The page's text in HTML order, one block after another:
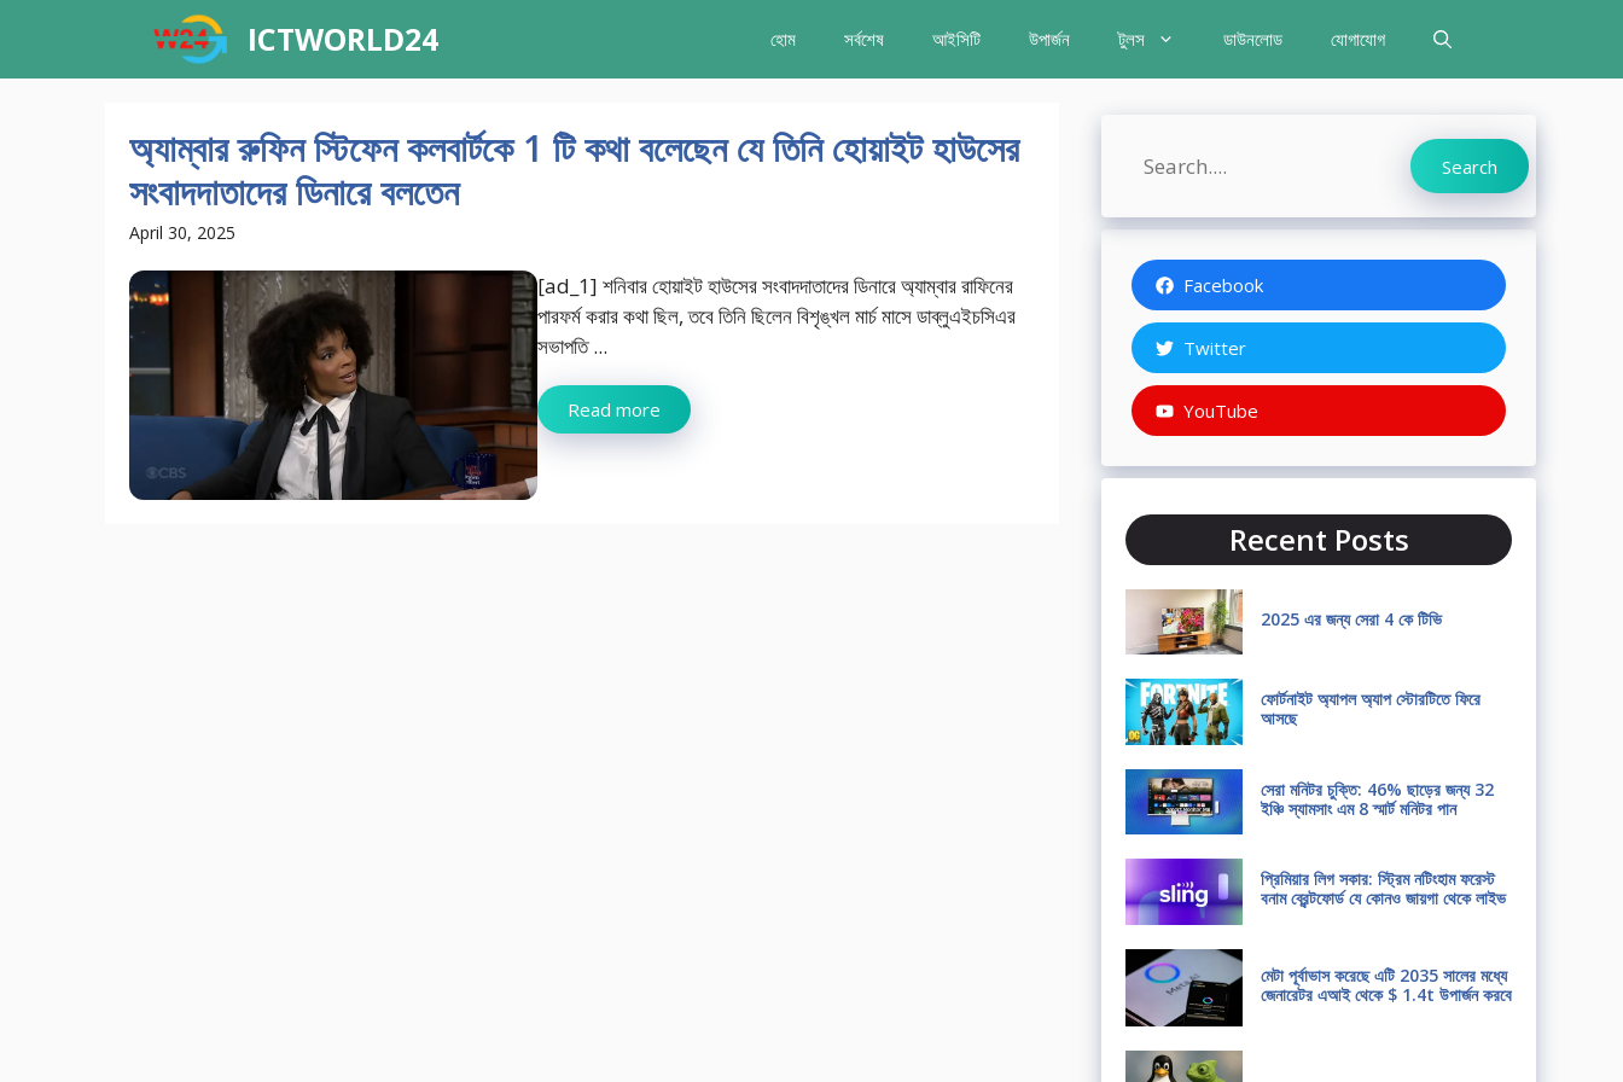
content
ICTWORLD24 হোম সর্বশেষ আইসিটি উপার্জন টুলস ডাউনলোড যোগাযোগ
অ্যাম্বার রুফিন স্টিফেন কলবার্টকে 1 টি কথা বলেছেন যে তিনি হোয়াইট হাউসের
সংবাদদাতাদের ডিনারে বলতেন
April 30, 2025
[ad_1] শনিবার হোয়াইট হাউসের সংবাদদাতাদের ডিনারে অ্যাম্বার রাফিনের
পারফর্ম করার কথা ছিল, তবে তিনি ছিলেন বিশৃঙ্খল মার্চ মাসে ডাব্লুএইচসিএর
সভাপতি ...
Read more
Search Search
Facebook
Twitter
YouTube
Recent Posts
2025 এর জন্য সেরা 4 কে টিভি
ফোর্টনাইট অ্যাপল অ্যাপ স্টোরটিতে ফিরে
আসছে
সেরা মনিটর চুক্তি: 46% ছাড়ের জন্য 32
ইঞ্চি স্যামসাং এম 8 স্মার্ট মনিটর পান
প্রিমিয়ার লিগ সকার: স্ট্রিম নটিংহাম ফরেস্ট
বনাম ব্রেন্টফোর্ড যে কোনও জায়গা থেকে লাইভ
মেটা পূর্বাভাস করেছে এটি 2035 সালের মধ্যে
জেনারেটর এআই থেকে $ 1.4t উপার্জন করবে